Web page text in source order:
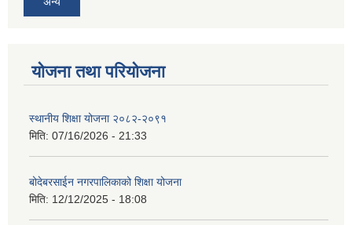
योजना तथा परियोजना
स्थानीय शिक्षा योजना २०८२-२०९१
मिति: 07/16/2026 - 21:33
बोदेबरसाईन नगरपालिकाको शिक्षा योजना
मिति: 12/12/2025 - 18:08